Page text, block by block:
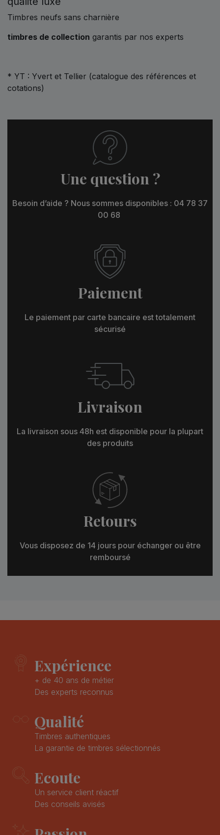
Timbres neufs sans charnière
timbres de collection garantis par nos experts
* YT : Yvert et Tellier (catalogue des références et
cotations)
Une question ?
Besoin d’aide ? Nous sommes disponibles : 04 78 37
00 68
Paiement
Le paiement par carte bancaire est totalement
sécurisé
Livraison
La livraison sous 48h est disponible pour la plupart
des produits
Retours
Vous disposez de 14 jours pour échanger ou être
remboursé
Expérience
+ de 40 ans de métier
Des experts reconnus
Qualité
Timbres authentiques
La garantie de timbres sélectionnés
Ecoute
Un service client réactif
Des conseils avisés